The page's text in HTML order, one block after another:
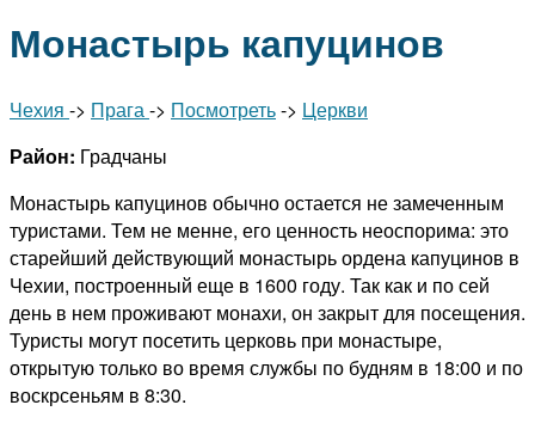
Монастырь капуцинов
Чехия -> Прага-> Посмотреть-> Церкви
Район: Градчаны
Монастырь капуцинов обычно остается не замеченным
туристами. Тем не менне, его ценность неоспорима: это
старейший действующий монастырь ордена капуцинов в
Чехии, построенный еще в 1600 году. Так как и по сей
день в нем проживают монахи, он закрыт для посещения.
Туристы могут посетить церковь при монастыре,
открытую только во время службы по будням в 18:00 и по
воскрсеньям в 8:30.